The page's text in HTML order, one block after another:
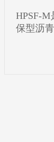
HPSF-
保型沥